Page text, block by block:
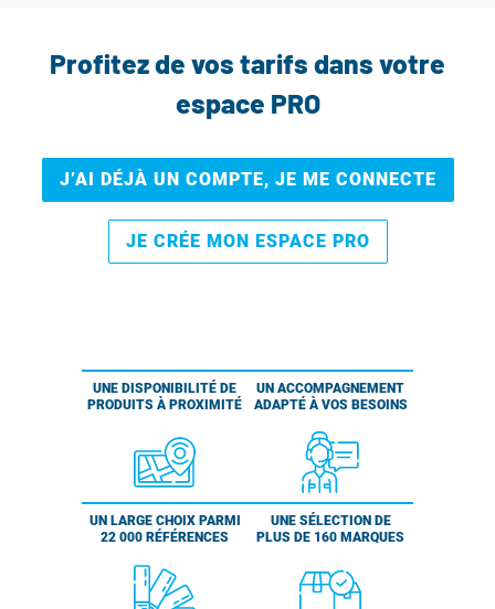
Profitez de vos tarifs dans votre
espace PRO
J’AI DÉJÀ UN COMPTE, JE ME CONNECTE
JE CRÉE MON ESPACE PRO
UNE DISPONIBILITÉ DE
PRODUITS À PROXIMITÉ
UN ACCOMPAGNEMENT
ADAPTÉ À VOS BESOINS
UN LARGE CHOIX PARMI
22 000 RÉFÉRENCES
UNE SÉLECTION DE
PLUS DE 160 MARQUES